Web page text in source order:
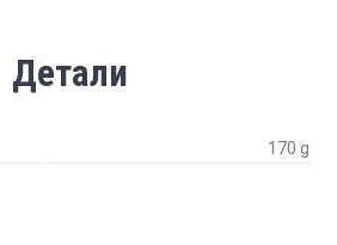
Детали
170 g